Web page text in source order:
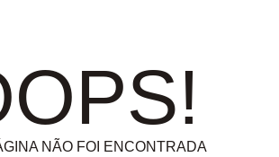
NÃO FOI ENCONTRADA